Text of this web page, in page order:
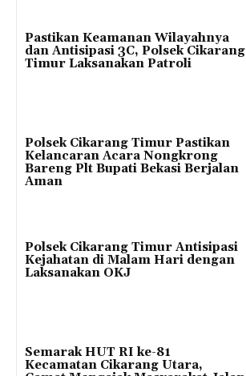
Pastikan Keamanan Wilayahnya
dan Antisipasi 3C, Polsek Cikarang
Timur Laksanakan Patroli
Polsek Cikarang Timur Pastikan
Kelancaran Acara Nongkrong
Bareng Plt Bupati Bekasi Berjalan
Aman
Polsek Cikarang Timur Antisipasi
Kejahatan di Malam Hari dengan
Laksanakan OKJ
Semarak HUT RI ke-81
Kecamatan Cikarang Utara,